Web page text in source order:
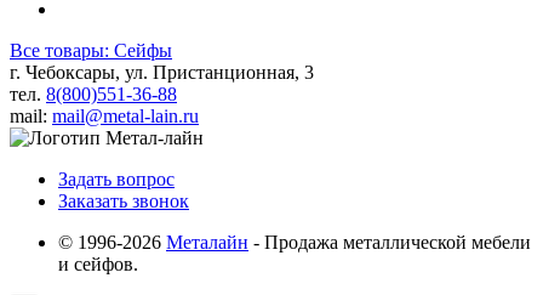
Все товары: Сейфы
г. Чебоксары, ул. Пристанционная, 3
тел. 8(800)551-36-88
mail: mail@metal-lain.ru
Задать вопрос
Заказать звонок
© 1996-2026 Металайн - Продажа металлической мебели
и сейфов.